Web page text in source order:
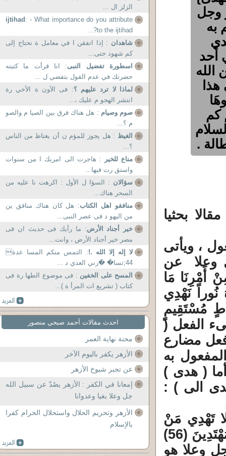
وجل
به
أحد
الله
كم
.
بحثيا
، ويأتى
وعلا عن
أَمْرِنَا مَا
نُوراً نَهْدِي
مُسْتَقِيمٍ
الفعل (
مضارع
به
( هدى )
الى ) :
تَهْدِي مَنْ
أَحْبَبْتَ وَلَكِنَّ اللَّهَ يَهْدِي مَنْ يَشَاءُ وَهُوَ أَعْلَمُ بِالْمُهْتَدِينَ (56)
وعلا هو
الزلز ال ...
ijtihad : - What importance do you attribute
to the ijtihad?...
شاهدان : إذا اتفقن ا في معامل ة نحتاج إلى
كم شهود حتى...
اسطورة تفضيل النبى: انا قرأت ما كتبته
حضرتك في عدم القول بتفضي ل ...
لماذا لا ترد عليهم ؟: فى الآون ة الأخي رة
انتشر الهجو م عليك ،...
صوم وصيام : هل هناك فرق بين الصيا م والصو
م ؟...
الغيظ : هل يجوز للمؤم ن أن يغتاظ من الناس
؟...
مناع للخير : هاجرت الى امريك ا من سنوات
واستق رت فيها...
سؤالان : السؤا ل الأول : اكرهت نا عليه من
السحر هناك...
منافقو اهل الكتاب: هل كان هناك منافق ين
من اليهو د فى عصر النبى...
خير أجناد الأرض: ما رأيك فى حديث ان فى
مصر خير أجناد الأرض ، وانت...
لا إله إلا الله .!: التمس منكم المسا عدة
44;تسا� �رني العدي د ...
المسح على الخفين : فى موضوع الطها رة فى
كتاب ( تشريع ات المرأ ة )...
احدث مقالات آحمد صبحي منصور
محنة نهاية العمر
الأزهر يكفر باليوم الآخر
عن تجبر شيوخ الأزهر
إمعانا في الكفر : الأزهر يصُدّ عن سبيل الله
جل وعلا بغيا وعدوانا
الأزهر وتحريم الحلال واستحلال الحرام كفرا
بالإسلام